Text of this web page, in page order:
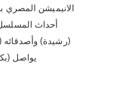
أحداث
(رشيدة)
يواصل